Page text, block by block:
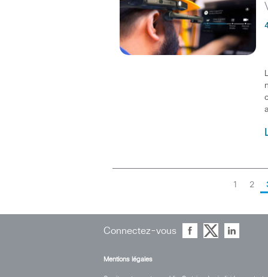
1 2
Connectez-vous
Mentions légales